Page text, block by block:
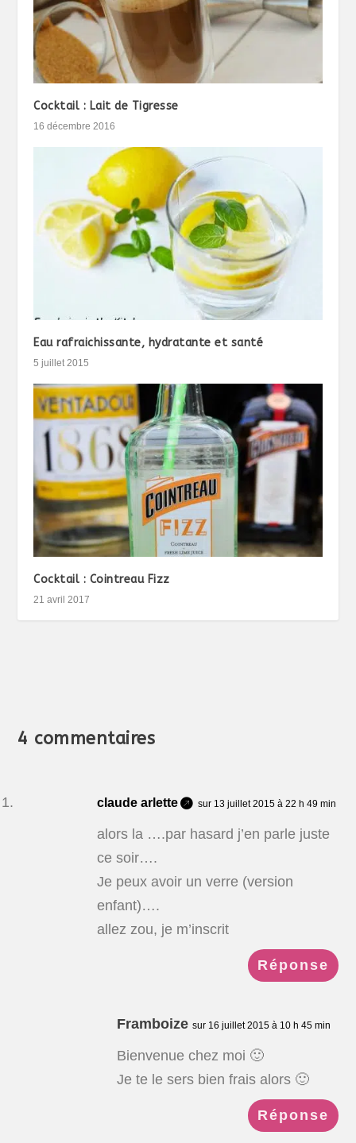
Cocktail : Lait de Tigresse
16 décembre 2016
Eau rafraichissante, hydratante et santé
5 juillet 2015
Cocktail : Cointreau Fizz
21 avril 2017
4 commentaires
claude arlette sur 13 juillet 2015 à 22 h 49 min
alors la ….par hasard j’en parle juste
ce soir….
Je peux avoir un verre (version
enfant)….
allez zou, je m’inscrit
Réponse
Framboize sur 16 juillet 2015 à 10 h 45 min
Bienvenue chez moi 🙂
Je te le sers bien frais alors 🙂
Réponse